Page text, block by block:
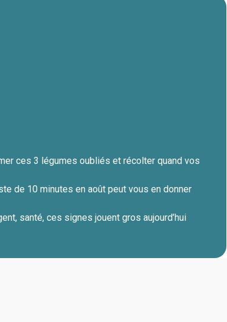
ces 3 légumes oubliés et récolter quand vos
de 10 minutes en août peut vous en donner
santé, ces signes jouent gros aujourd’hui